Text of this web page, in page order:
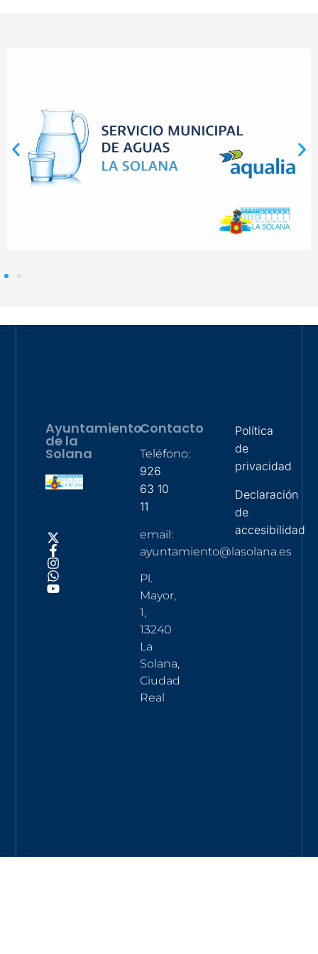
Ayuntamiento
de la
Solana
Contacto
Teléfono:
926
63 10
11
email:
ayuntamiento@lasolana.es
Pl.
Mayor,
1,
13240
La
Solana,
Ciudad
Real
Política
de
privacidad
Declaración
de
accesibilidad